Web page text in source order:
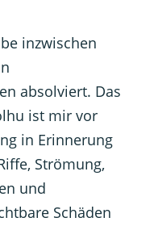
inzwischen
absolviert. Das
ist mir vor
in Erinnerung
Strömung,
und
Schäden